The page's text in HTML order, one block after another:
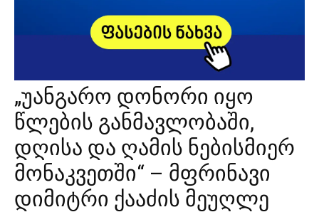
„უანგარო დონორი იყო
წლების განმავლობაში,
დღისა და ღამის ნებისმიერ
მონაკვეთში“ – მფრინავი
დიმიტრი ქააძის მეუღლე